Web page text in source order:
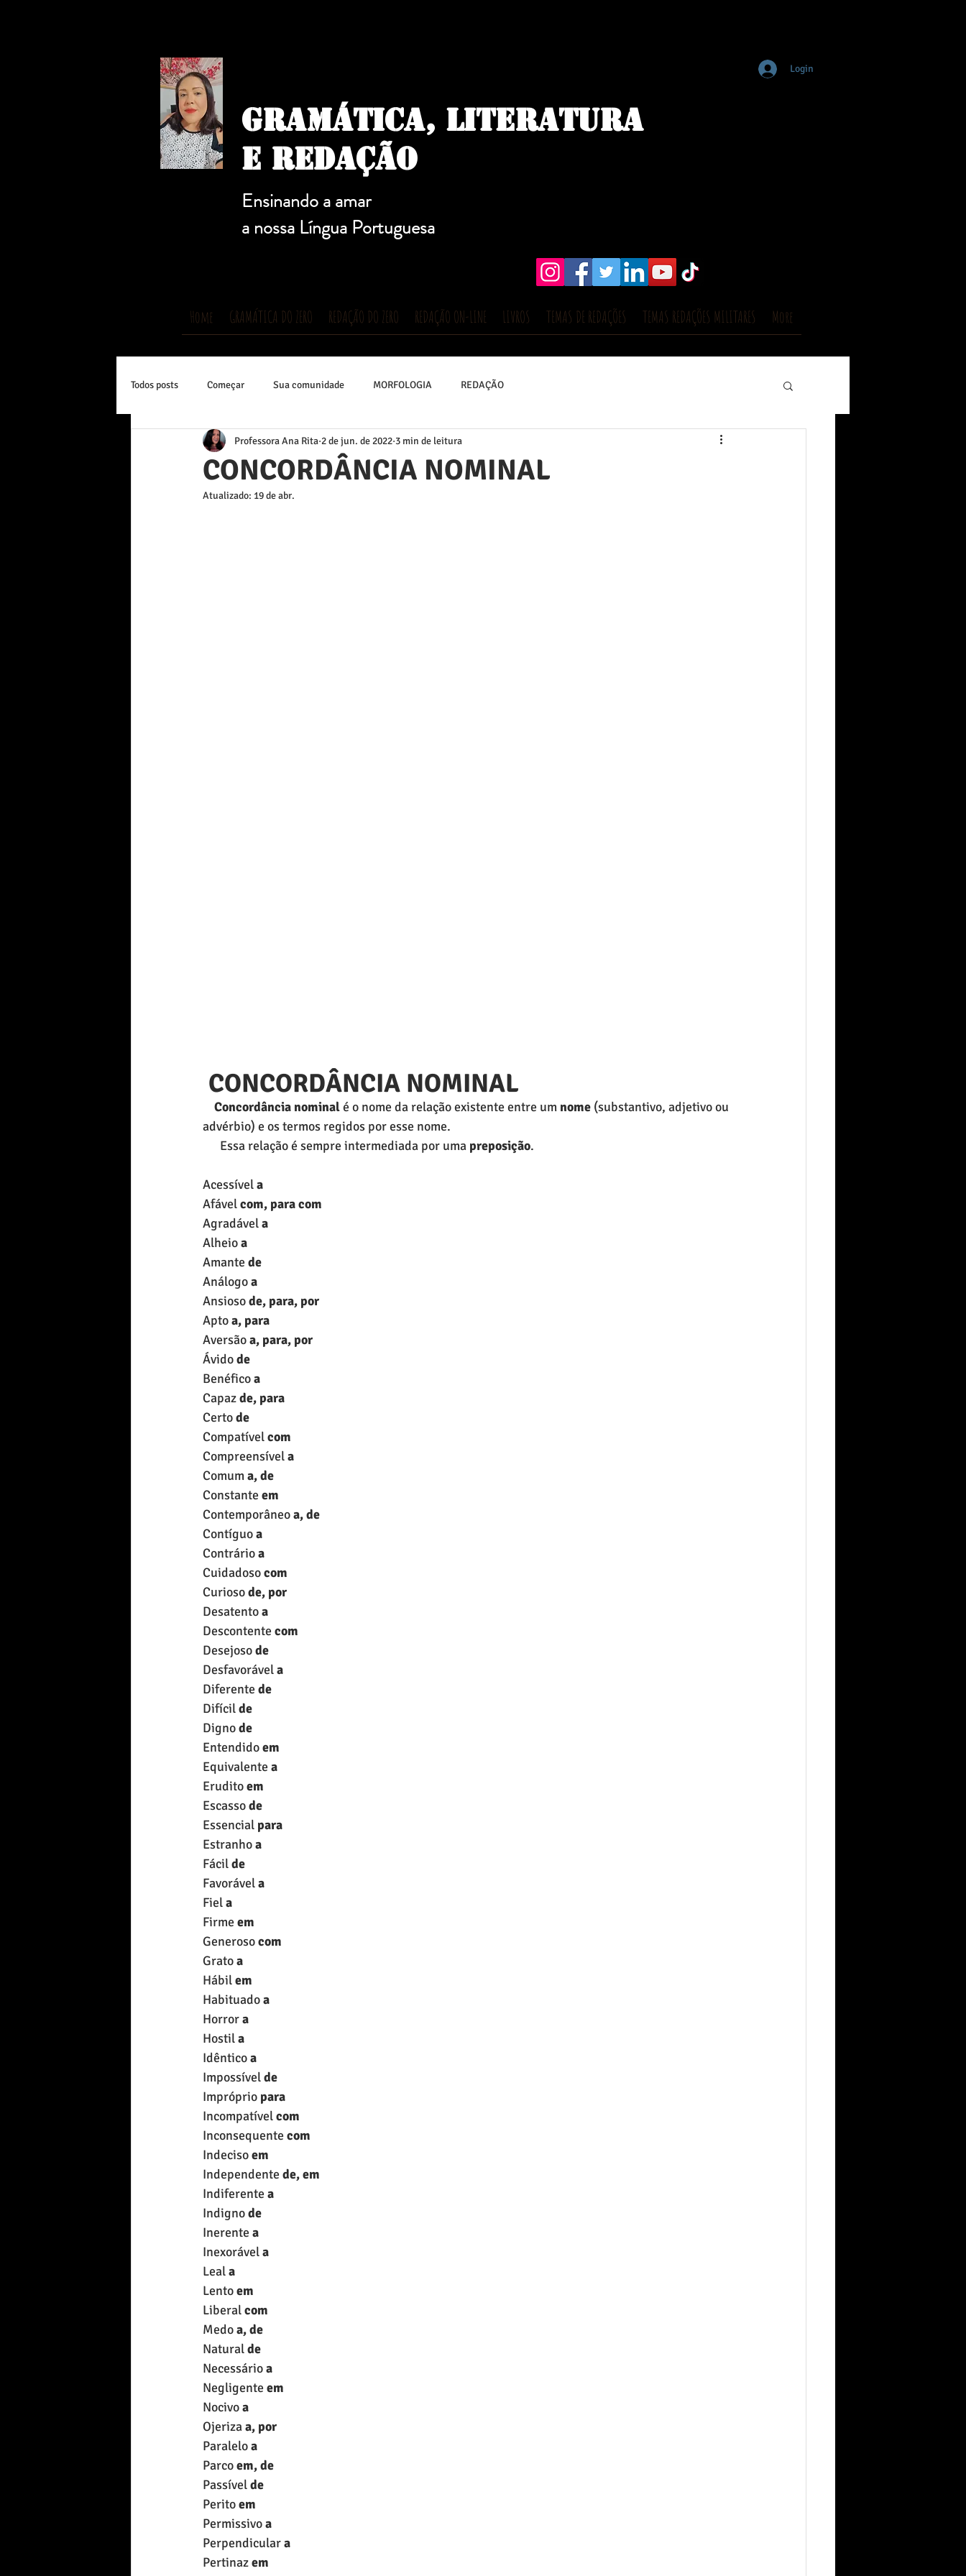
GRAMÁTICA, LITERATURA
E REDAÇÃO
Login
Ensinando a amar
a nossa Língua Portuguesa
Home GRAMÁTICA DO ZERO REDAÇÃO DO ZERO REDAÇÃO ON-LINE LIVROS TEMAS DE REDAÇÕES TEMAS REDAÇÕES MILITARES More
Todos posts Começar Sua comunidade MORFOLOGIA REDAÇÃO
CONCORDÂNCIA NOMINAL
Professora Ana Rita 2 de jun. de 2022 3 min de leitura
Atualizado: 19 de abr.
CONCORDÂNCIA NOMINAL
    Concordância nominal
é o nome da relação existente entre um nome (substantivo, adjetivo ou
advérbio) e os termos regidos por esse nome.
      Essa relação é sempre intermediada por uma
preposição.
Acessível a
Afável com, para com
Agradável a
Alheio a
Amante de
Análogo a
Ansioso de, para, por
Apto a, para
Aversão a, para, por
Ávido de
Benéfico a
Capaz de, para
Certo de
Compatível com
Compreensível a
Comum a, de
Constante em
Contemporâneo a, de
Contíguo a
Contrário a
Cuidadoso com
Curioso de, por
Desatento a
Descontente com
Desejoso de
Desfavorável a
Diferente de
Difícil de
Digno de
Entendido em
Equivalente a
Erudito em
Escasso de
Essencial para
Estranho a
Fácil de
Favorável a
Fiel a
Firme em
Generoso com
Grato a
Hábil em
Habituado a
Horror a
Hostil a
Idêntico a
Impossível de
Impróprio para
Incompatível com
Inconsequente com
Indeciso em
Independente de, em
Indiferente a
Indigno de
Inerente a
Inexorável a
Leal a
Lento em
Liberal com
Medo a, de
Natural de
Necessário a
Negligente em
Nocivo a
Ojeriza a, por
Paralelo a
Parco em, de
Passível de
Perito em
Permissivo a
Perpendicular a
Pertinaz em